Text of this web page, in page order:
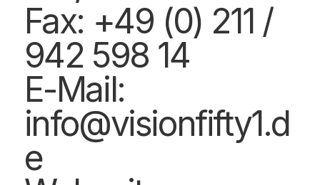
Fax: +49 (0) 211 /
942 598 14
E-Mail:
info@visionfifty1.d
e